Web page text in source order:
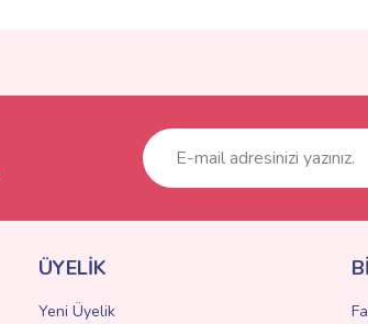
ÜYELİK
Yeni Üyelik